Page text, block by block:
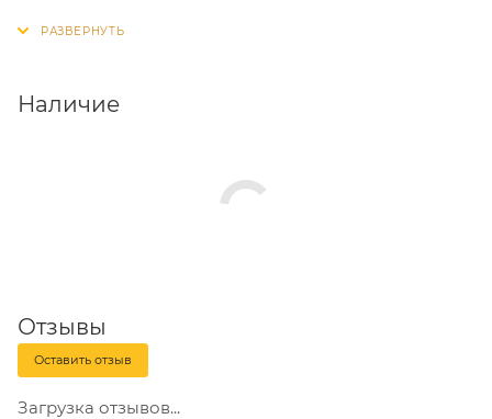
повреждения крепежных деталей, увеличивая срок
Наличие
Отзывы
Оставить отзыв
Загрузка отзывов...